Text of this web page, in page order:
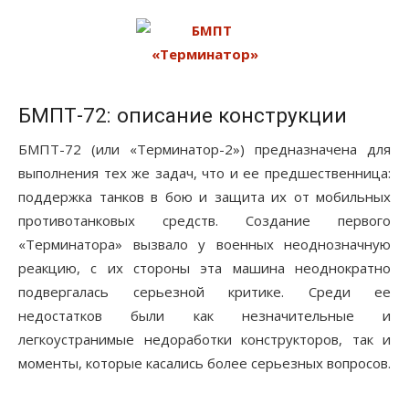
БМПТ-72: описание конструкции
БМПТ-72 (или «Терминатор-2») предназначена для
выполнения тех же задач, что и ее предшественница:
поддержка танков в бою и защита их от мобильных
противотанковых средств. Создание первого
«Терминатора» вызвало у военных неоднозначную
реакцию, с их стороны эта машина неоднократно
подвергалась серьезной критике. Среди ее
недостатков были как незначительные и
легкоустранимые недоработки конструкторов, так и
моменты, которые касались более серьезных вопросов.